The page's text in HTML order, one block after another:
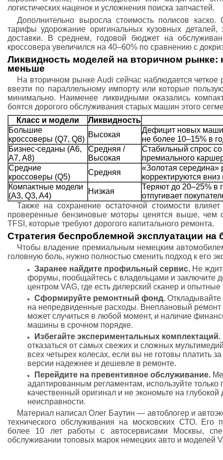
логистических наценок и усложнения поиска запчастей.
Дополнительно выросла стоимость полисов
тарифы удорожание оригинальных кузовных деталей,
доставки. В среднем, годовой бюджет на
кроссовера увеличился на 40–60% по сравнению с
Ликвидность моделей на вторичном рынке:
меньше
На вторичном рынке Audi сейчас наблюдается
ввезти по параллельному импорту или которые
минимально. Наименее ликвидными оказались
боятся дорогого обслуживания старых машин этого
Класс и модели
Ликвидность
Большие
кроссоверы (Q7, Q8)
Высокая
Дефицит новых
не более 10–15% в
Бизнес-седаны (A6,
A7, A8)
Средняя /
Высокая
Стабильный спрос
премиального
Средние
кроссоверы (Q5)
Средняя
«Золотая середина»
корректируются
Компактные модели
(A3, Q3, A4)
Низкая
Теряют до 20–25% в
отпугивает
Также на сохранение остаточной стоимости
проверенные бензиновые моторы ценятся выше, чем
TFSI, которые требуют дорогого капитального ремонта.
Стратегия беспроблемной эксплуатации на
Чтобы владение премиальным немецким
головную боль, нужно полностью сменить подход к его
Заранее найдите профильный сервис. Не
форумы, пообщайтесь с владельцами и заключите
центром VAG, где есть дилерский сканер и опытные
Сформируйте ремонтный фонд.
на непредвиденные расходы. Внеплановый ремонт
может случиться в любой момент, и наличие
машины в срочном порядке.
Избегайте экспериментальных комплектаций.
отказаться от самых свежих и сложных
всех четырех колесах, если вы не готовы платить
версии надежнее и дешевле в ремонте.
Перейдите на превентивное обслуживание.
адаптированным регламентам, используйте
качественный оригинал и не экономьте на
неисправности.
Материал написал Олег Баутин — автоблогер и
технического обслуживания на московских СТО. Его
более 10 лет работы с автосервисами Москвы,
обслуживании топовых марок немецких авто и моделей